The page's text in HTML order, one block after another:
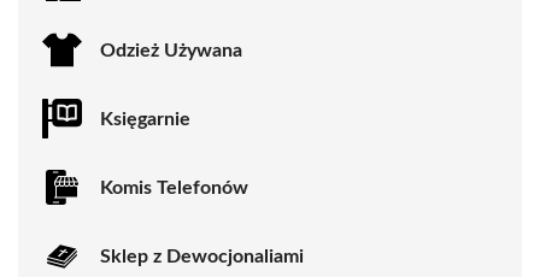
Odzież Używana
Księgarnie
Komis Telefonów
Sklep z Dewocjonaliami